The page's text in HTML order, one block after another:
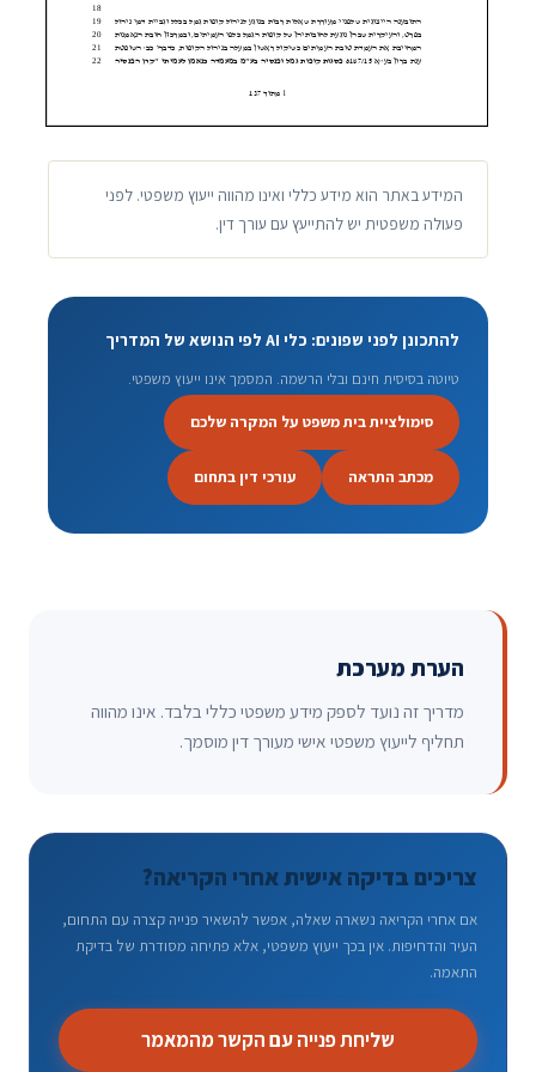
המידע באתר הוא מידע כללי ואינו מהווה ייעוץ משפטי. לפני
פעולה משפטית יש להתייעץ עם עורך דין.
להתכונן לפני שפונים: כלי AI לפי הנושא של המדריך
טיוטה בסיסית חינם ובלי הרשמה. המסמך אינו ייעוץ משפטי.
סימולציית בית משפט על המקרה שלכם
מכתב התראה עורכי דין בתחום
הערת מערכת
מדריך זה נועד לספק מידע משפטי כללי בלבד. אינו מהווה
תחליף לייעוץ משפטי אישי מעורך דין מוסמך.
צריכים בדיקה אישית אחרי הקריאה?
אם אחרי הקריאה נשארה שאלה, אפשר להשאיר פנייה קצרה עם התחום,
העיר והדחיפות. אין בכך ייעוץ משפטי, אלא פתיחה מסודרת של בדיקת
התאמה.
שליחת פנייה עם הקשר מהמאמר